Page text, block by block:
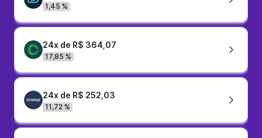
1,45 %
24x de R$ 364,07
17,85 %
24x de R$ 252,03
11,72 %